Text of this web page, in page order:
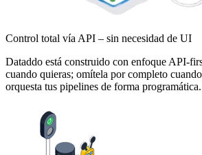
Control total vía API – sin necesidad de UI
Dataddo está construido con enfoque API-
cuando quieras; omítela por completo
orquesta tus pipelines de forma programática.